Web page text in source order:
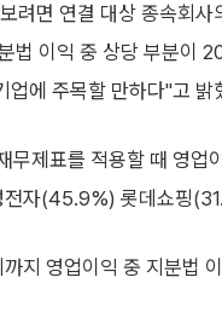
려면 연결 대상 종속회
법 이익 중 상당 부분이
업에 주목할 만하다"고 밝
무제표를 적용할 때 영
자(45.9%) 롯데쇼핑
지 영업이익 중 지분법